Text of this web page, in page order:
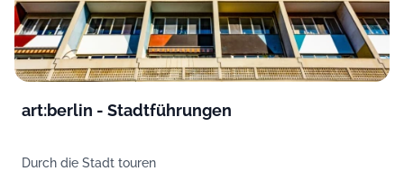
art:berlin - Stadtführungen
Durch die Stadt touren